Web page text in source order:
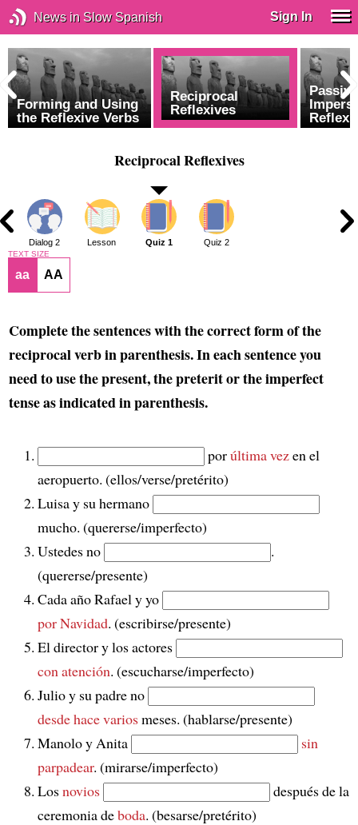
News in Slow Spanish Sign In
Forming and Using
the Reflexive Verbs
Reciprocal
Reflexives
Reciprocal Reflexives
Dialog 2 Lesson Quiz 1 Quiz 2
TEXT SIZE
aa AA
Complete the sentences with the correct form of the
reciprocal verb in parenthesis. In each sentence you
need to use the present, the preterit or the imperfect
tense as indicated in parenthesis.
porúltima vezen el
aeropuerto. (ellos/verse/pretérito)
Luisa y su hermano
mucho. (quererse/imperfecto)
Ustedes no
.
(quererse/presente)
Cada año Rafael y yo
por Navidad. (escribirse/presente)
El director y los actores
con atención. (escucharse/imperfecto)
Julio y su padre no
desdehacevariosmeses. (hablarse/presente)
Manolo y Anita
sin
parpadear. (mirarse/imperfecto)
Losnovios
después de la
ceremonia deboda. (besarse/pretérito)